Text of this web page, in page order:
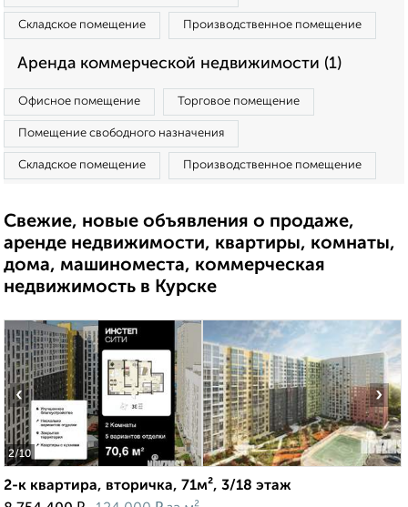
Складское помещение Производственное помещение
Аренда коммерческой недвижимости (1)
Офисное помещение Торговое помещение
Помещение свободного назначения
Складское помещение Производственное помещение
Свежие, новые объявления о продаже,
аренде недвижимости, квартиры, комнаты,
дома, машиноместа, коммерческая
недвижимость в Курске
2/10
‹ ›
2-к квартира, вторичка, 71м², 3/18 этаж